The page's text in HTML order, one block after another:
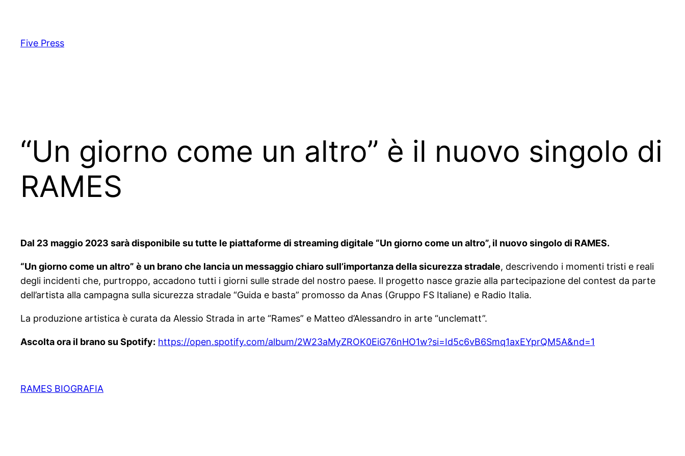
content
Five Press
“Un giorno come un altro” è il nuovo singolo di
RAMES
Dal 23 maggio 2023 sarà disponibile su tutte le piattaforme di streaming digitale “Un giorno come un altro”, il nuovo singolo di RAMES.
“Un giorno come un altro” è un brano che lancia un messaggio chiaro sull’importanza della sicurezza stradale, descrivendo i momenti tristi e reali
degli incidenti che, purtroppo, accadono tutti i giorni sulle strade del nostro paese. Il progetto nasce grazie alla partecipazione del contest da parte
dell’artista alla campagna sulla sicurezza stradale “Guida e basta” promosso da Anas (Gruppo FS Italiane) e Radio Italia.
La produzione artistica è curata da Alessio Strada in arte “Rames” e Matteo d’Alessandro in arte “unclematt”.
Ascolta ora il brano su Spotify: https://open.spotify.com/album/2W23aMyZROK0EiG76nHO1w?si=Id5c6vB6Smq1axEYprQM5A&nd=1
RAMES BIOGRAFIA